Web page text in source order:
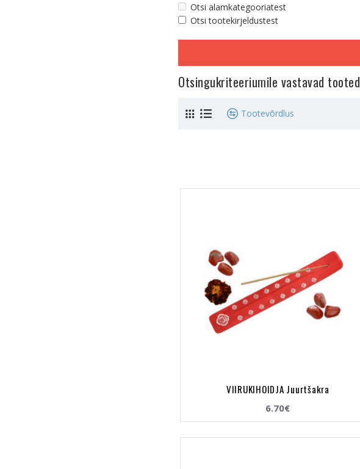
Otsi alamkategooriatest
Otsi tootekirjeldustest
Otsingukriteeriumile vastavad tooted
Tootevõrdlus
VIIRUKIHOIDJA Juurtšakra
6.70€